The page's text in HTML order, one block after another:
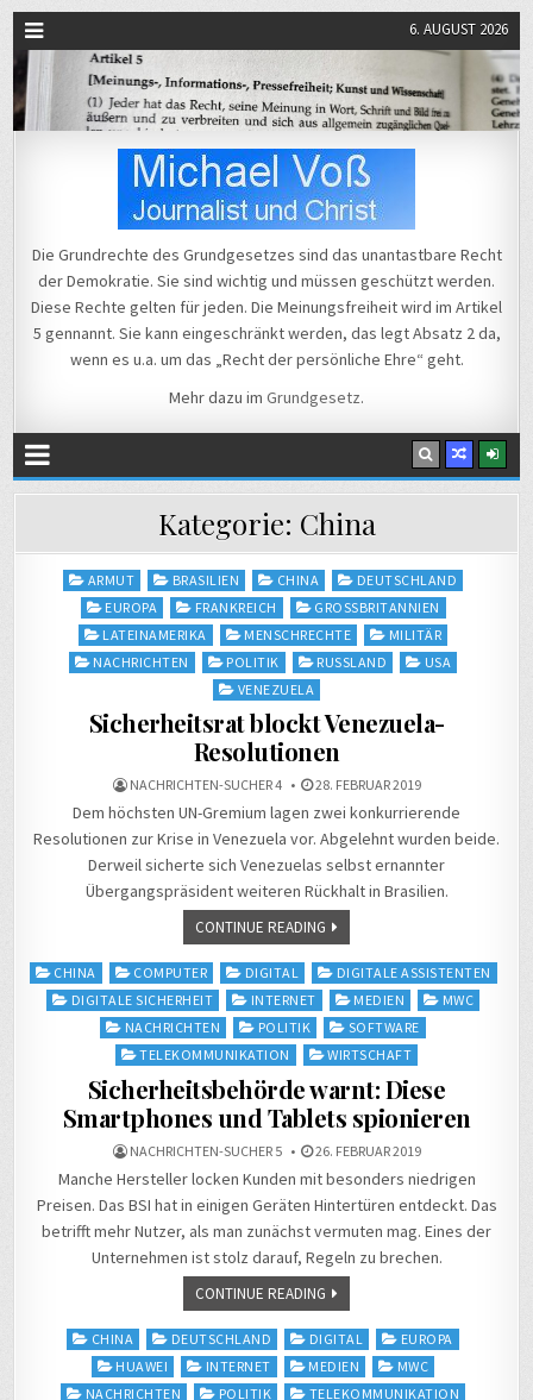
6. AUGUST 2026
Michael Voß
Die Grundrechte des Grundgesetzes sind das unantastbare Recht
der Demokratie. Sie sind wichtig und müssen geschützt werden.
Diese Rechte gelten für jeden. Die Meinungsfreiheit wird im Artikel
5 gennannt. Sie kann eingeschränkt werden, das legt Absatz 2 da,
wenn es u.a. um das „Recht der persönliche Ehre“ geht.
Mehr dazu im Grundgesetz.
Kategorie: China
Posted
ARMUT BRASILIEN CHINA
DEUTSCHLAND
EUROPA
FRANKREICH
GROSSBRITANNIEN
LATEINAMERIKA
MENSCHRECHTE
MILITÄR
NACHRICHTEN
POLITIK RUSSLAND
USA
VENEZUELA
Sicherheitsrat blockt Venezuela-
Resolutionen
NACHRICHTEN-SUCHER 4 28. FEBRUAR 2019
Dem höchsten UN-Gremium lagen zwei konkurrierende
Resolutionen zur Krise in Venezuela vor. Abgelehnt wurden beide.
Derweil sicherte sich Venezuelas selbst ernannter
Übergangspräsident weiteren Rückhalt in Brasilien.
CONTINUE READING
Posted
CHINA COMPUTER DIGITAL
DIGITALE ASSISTENTEN
DIGITALE SICHERHEIT
INTERNET MEDIEN
MWC
NACHRICHTEN
POLITIK
SOFTWARE
TELEKOMMUNIKATION
WIRTSCHAFT
Sicherheitsbehörde warnt: Diese
Smartphones und Tablets spionieren
NACHRICHTEN-SUCHER 5 26. FEBRUAR 2019
Manche Hersteller locken Kunden mit besonders niedrigen
Preisen. Das BSI hat in einigen Geräten Hintertüren entdeckt. Das
betrifft mehr Nutzer, als man zunächst vermuten mag. Eines der
Unternehmen ist stolz darauf, Regeln zu brechen.
CONTINUE READING
Posted
CHINA DEUTSCHLAND DIGITAL
EUROPA
HUAWEI
INTERNET MEDIEN
MWC
NACHRICHTEN
POLITIK
TELEKOMMUNIKATION